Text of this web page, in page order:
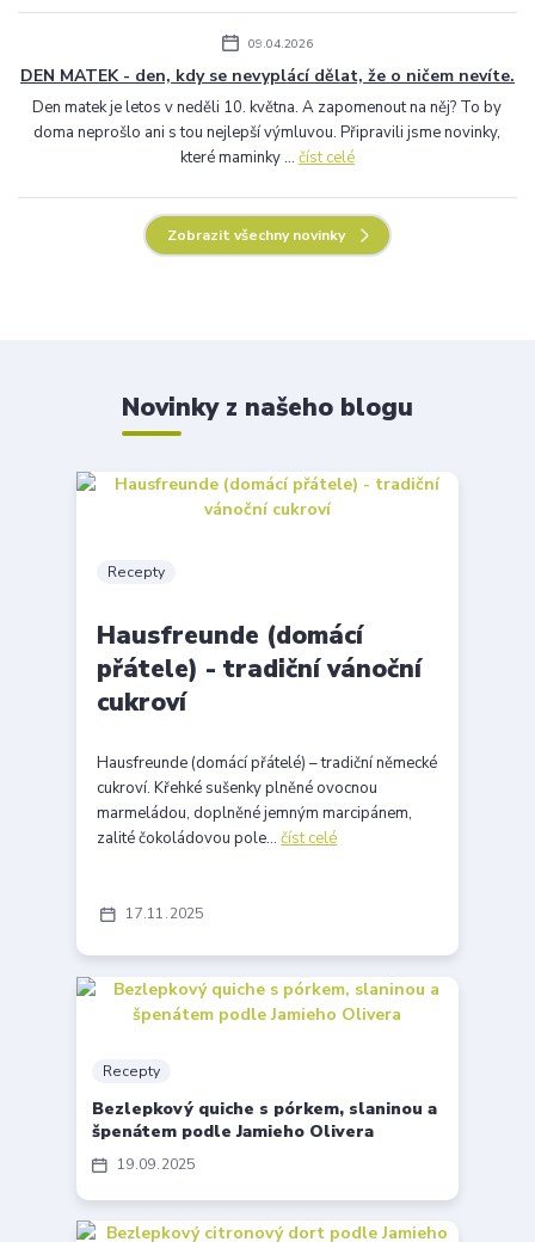
09.04.2026
DEN MATEK - den, kdy se nevyplácí dělat, že o ničem nevíte.
Den matek je letos v neděli 10. května. A zapomenout na něj? To by
doma neprošlo ani s tou nejlepší výmluvou. Připravili jsme novinky,
které maminky ... číst celé
Zobrazit všechny novinky
Novinky z našeho blogu
17 11 2025
Recepty
Hausfreunde (domácí
přátele) - tradiční vánoční
cukroví
Hausfreunde (domácí přátelé) – tradiční německé
cukroví. Křehké sušenky plněné ovocnou
marmeládou, doplněné jemným marcipánem,
zalité čokoládovou pole...číst celé
19 09 2025
Recepty
Bezlepkový quiche s pórkem, slaninou a
špenátem podle Jamieho Olivera